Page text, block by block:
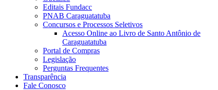
Editais Fundacc
PNAB Caraguatatuba
Concursos e Processos Seletivos
Acesso Online ao Livro de Santo Antônio de
Caraguatatuba
Portal de Compras
Legislação
Perguntas Frequentes
Transparência
Fale Conosco